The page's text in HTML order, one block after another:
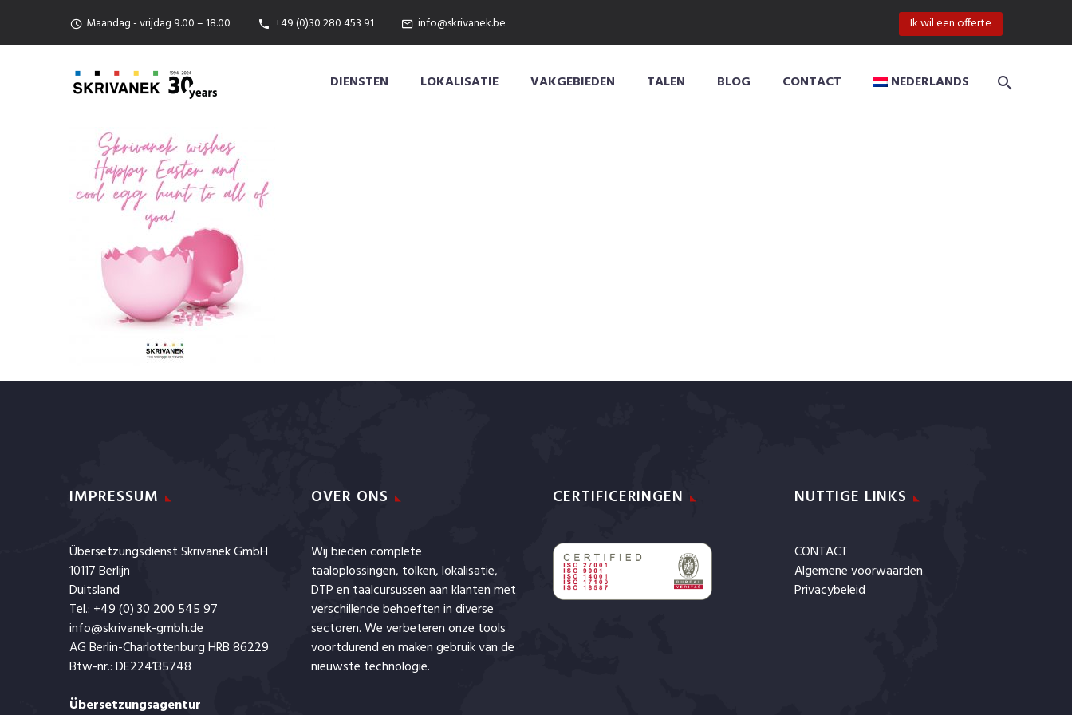
Maandag - vrijdag 9.00 – 18.00 +49 (0)30 280 453 91 info@skrivanek.be Ik wil een offerte
DIENSTEN LOKALISATIE VAKGEBIEDEN TALEN BLOG CONTACT NEDERLANDS
IMPRESSUM
Übersetzungsdienst Skrivanek GmbH
10117 Berlijn
Duitsland
Tel.: +49 (0) 30 200 545 97
info@skrivanek-gmbh.de
AG Berlin-Charlottenburg HRB 86229
Btw-nr.: DE224135748
Übersetzungsagentur
OVER ONS
Wij bieden complete
taaloplossingen, tolken,lokalisatie,
DTP en taalcursussen aan klanten met
verschillende behoeften in diverse
sectoren. We verbeteren onze tools
voortdurend en maken gebruik van de
nieuwste technologie.
CERTIFICERINGEN NUTTIGE LINKS
CONTACT
Algemene voorwaarden
Privacybeleid